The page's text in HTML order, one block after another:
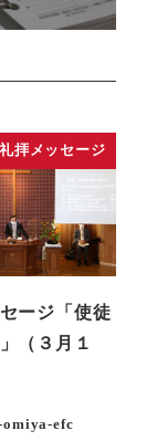
礼拝メッセージ
ージ「使徒
（３月１
omiya-efc